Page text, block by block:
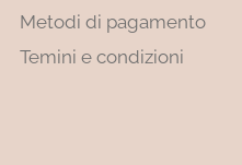
Metodi di pagamento
Temini e condizioni